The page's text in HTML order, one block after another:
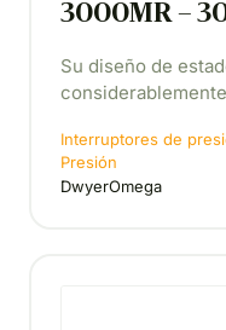
3000MR –
Su diseño de
Interruptores de
Presión
DwyerOmega